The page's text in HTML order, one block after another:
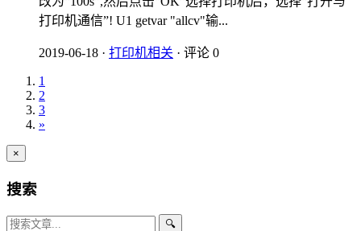
打印机通信”! U1 getvar "allcv"输...
2019-06-18 · 打印机相关 · 评论 0
1
2
3
»
×
搜索
🔍